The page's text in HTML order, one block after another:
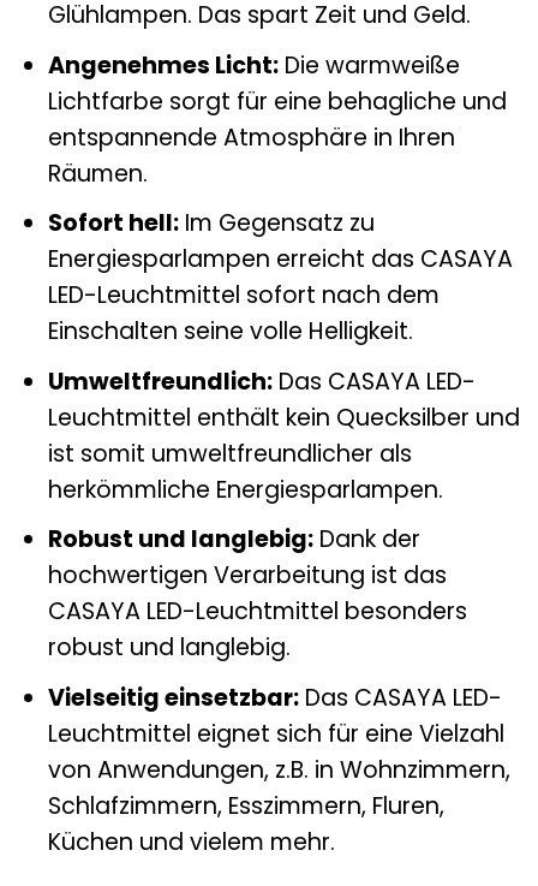
Glühlampen. Das spart Zeit und Geld.
Angenehmes Licht:Die warmweiße
Lichtfarbe sorgt für eine behagliche und
entspannende Atmosphäre in Ihren
Räumen.
Sofort hell:Im Gegensatz zu
Energiesparlampen erreicht das CASAYA
LED-Leuchtmittel sofort nach dem
Einschalten seine volle Helligkeit.
Umweltfreundlich:Das CASAYA LED-
Leuchtmittel enthält kein Quecksilber und
ist somit umweltfreundlicher als
herkömmliche Energiesparlampen.
Robust und langlebig:Dank der
hochwertigen Verarbeitung ist das
CASAYA LED-Leuchtmittel besonders
robust und langlebig.
Vielseitig einsetzbar:Das CASAYA LED-
Leuchtmittel eignet sich für eine Vielzahl
von Anwendungen, z.B. in Wohnzimmern,
Schlafzimmern, Esszimmern, Fluren,
Küchen und vielem mehr.